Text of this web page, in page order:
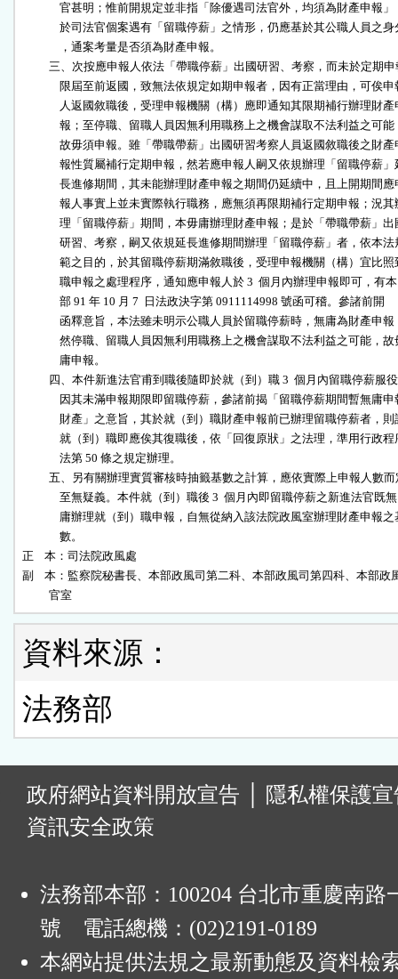
官甚明；惟前開規定並非指「除優遇司法官外，均須為財產申報」
於司法官個案遇有「留職停薪」之情形，仍應基於其公職人員之身
              ，通案考量是否須為財產申報。
三、次按應申報人依法「帶職停薪」出國研習、考察，而未於定期
限屆至前返國，致無法依規定如期申報者，因有正當理由，可俟申
人返國敘職後，受理申報機關（構）應即通知其限期補行辦理財產
報；至停職、留職人員因無利用職務上之機會謀取不法利益之可能
故毋須申報。雖「帶職帶薪」出國研習考察人員返國敘職後之財產
報性質屬補行定期申報，然若應申報人嗣又依規辦理「留職停薪」
長進修期間，其未能辦理財產申報之期間仍延續中，且上開期間應
報人事實上並未實際執行職務，應無須再限期補行定期申報；況其
理「留職停薪」期間，本毋庸辦理財產申報；是於「帶職帶薪」出
研習、考察，嗣又依規延長進修期間辦理「留職停薪」者，依本法
範之目的，於其留職停薪期滿敘職後，受理申報機關（構）宜比照
              職申報之處理程序，通知應申報人於 3  個月內辦理申報即可，有本
              部 91 年 10 月 7  日法政決字第 0911114998 號函可稽。參諸前開
函釋意旨，本法雖未明示公職人員於留職停薪時，無庸為財產申報
然停職、留職人員因無利用職務上之機會謀取不法利益之可能，故
              庸申報。
四、本件新進法官甫到職後隨即於就（到）職 3  個月內留職停薪服
因其未滿申報期限即留職停薪，參諸前揭「留職停薪期間暫無庸申
財產」之意旨，其於就（到）職財產申報前已辦理留職停薪者，則
就（到）職即應俟其復職後，依「回復原狀」之法理，準用行政程
              法第 50 條之規定辦理。
五、另有關辦理實質審核時抽籤基數之計算，應依實際上申報人數
              至無疑義。本件就（到）職後 3  個月內即留職停薪之新進法官既無
庸辦理就（到）職申報，自無從納入該法院政風室辦理財產申報之
              數。
正    本：司法院政風處
副    本：監察院秘書長、本部政風司第二科、本部政風司第四科、本部政
          官室
資料來源：
法務部
政府網站資料開放宣告
隱私權保護
資訊安全政策
法務部本部：100204 台北市重慶南路
號 電話總機：(02)2191-0189
本網站提供法規之最新動態及資料檢